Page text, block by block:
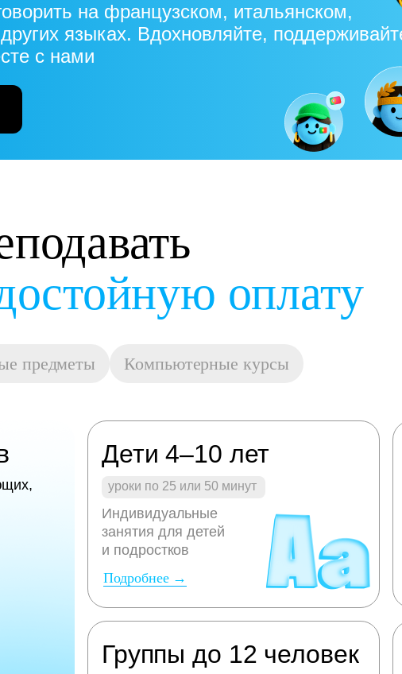
на французском, итальянском,
языках. Вдохновляйте,
с нами
предметы Компьютерные курсы
Дети 4–10 лет
уроки по 25 или 50 минут
Индивидуальные
занятия для детей
и подростков
Подробнее →
Группы до 12 человек